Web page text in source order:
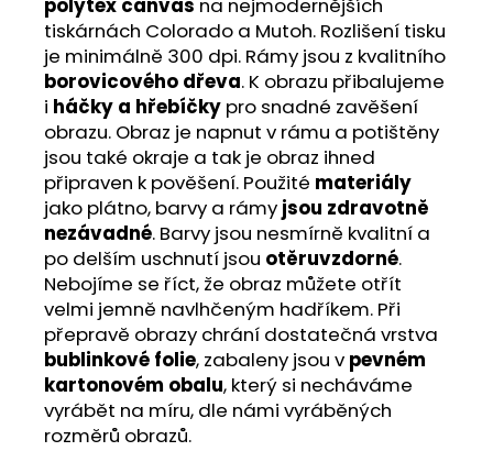
tiskárnách Colorado a Mutoh. Rozlišení tisku
je minimálně 300 dpi. Rámy jsou z kvalitního
borovicového dřeva. K obrazu přibalujeme
i háčky a hřebíčky pro snadné zavěšení
obrazu. Obraz je napnut v rámu a potištěny
jsou také okraje a tak je obraz ihned
připraven k pověšení. Použité materiály
jako plátno, barvy a rámy jsou zdravotně
nezávadné. Barvy jsou nesmírně kvalitní a
po delším uschnutí jsou otěruvzdorné.
Nebojíme se říct, že obraz můžete otřít
velmi jemně navlhčeným hadříkem. Při
přepravě obrazy chrání dostatečná vrstva
bublinkové folie, zabaleny jsou v pevném
kartonovém obalu, který si necháváme
vyrábět na míru, dle námi vyráběných
rozměrů obrazů.